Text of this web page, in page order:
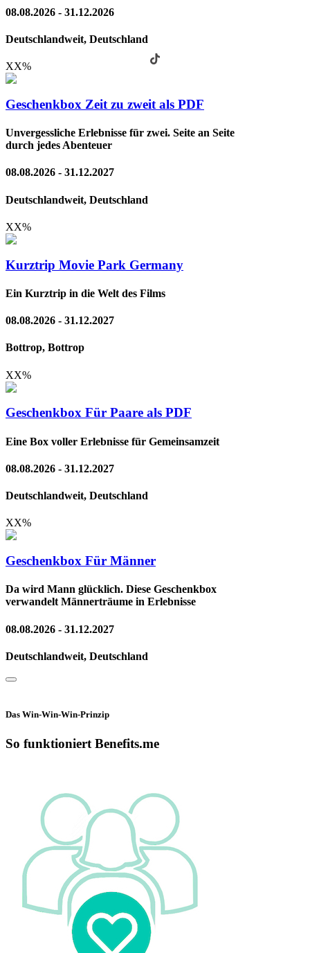
08.08.2026 - 31.12.2026
Deutschlandweit, Deutschland
XX%
Geschenkbox Zeit zu zweit als PDF
Unvergessliche Erlebnisse für zwei. Seite an Seite
durch jedes Abenteuer
08.08.2026 - 31.12.2027
Deutschlandweit, Deutschland
XX%
Kurztrip Movie Park Germany
Ein Kurztrip in die Welt des Films
08.08.2026 - 31.12.2027
Bottrop, Bottrop
XX%
Geschenkbox Für Paare als PDF
Eine Box voller Erlebnisse für Gemeinsamzeit
08.08.2026 - 31.12.2027
Deutschlandweit, Deutschland
XX%
Geschenkbox Für Männer
Da wird Mann glücklich. Diese Geschenkbox
verwandelt Männerträume in Erlebnisse
08.08.2026 - 31.12.2027
Deutschlandweit, Deutschland
Das Win-Win-Win-Prinzip
So funktioniert Benefits.me